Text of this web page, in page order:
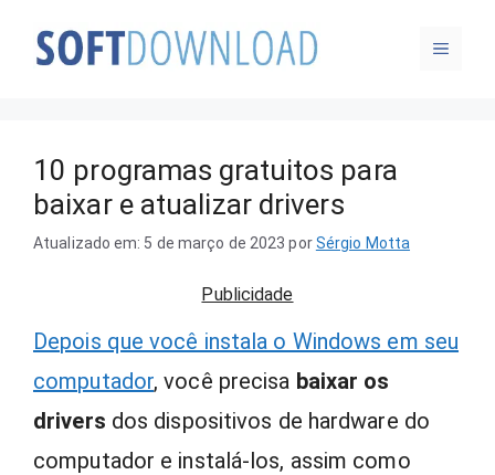
para
MENU
10 programas gratuitos para
baixar e atualizar drivers
Atualizado em: 5 de março de 2023 porSérgio Motta
Publicidade
Depois que você instala o Windows em seu
computador, você precisa baixar os
drivers dos dispositivos de hardware do
computador e instalá-los, assim como